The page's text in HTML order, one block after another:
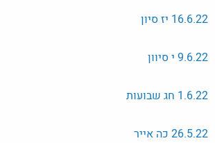
16.6.22 יז סיון
9.6.22 י סיוון
1.6.22 חג שבועות
26.5.22 כה אייר